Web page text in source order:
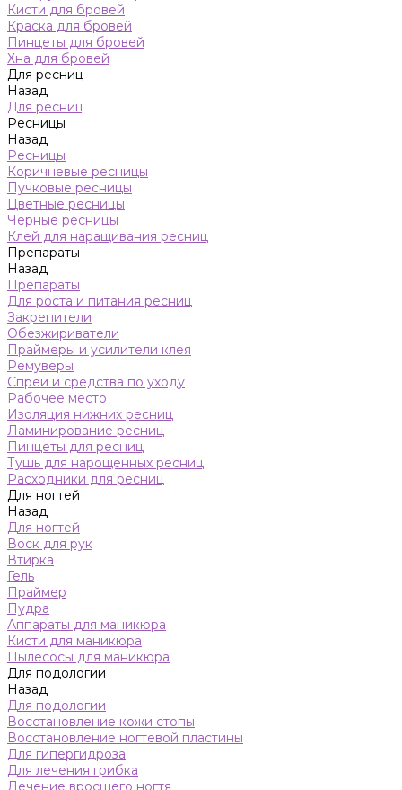
Кисти для бровей
Краска для бровей
Пинцеты для бровей
Хна для бровей
Для ресниц
Назад
Для ресниц
Ресницы
Назад
Ресницы
Коричневые ресницы
Пучковые ресницы
Цветные ресницы
Черные ресницы
Клей для наращивания ресниц
Препараты
Назад
Препараты
Для роста и питания ресниц
Закрепители
Обезжириватели
Праймеры и усилители клея
Ремуверы
Спреи и средства по уходу
Рабочее место
Изоляция нижних ресниц
Ламинирование ресниц
Пинцеты для ресниц
Тушь для нарощенных ресниц
Расходники для ресниц
Для ногтей
Назад
Для ногтей
Воск для рук
Втирка
Гель
Праймер
Пудра
Аппараты для маникюра
Кисти для маникюра
Пылесосы для маникюра
Для подологии
Назад
Для подологии
Восстановление кожи стопы
Восстановление ногтевой пластины
Для гипергидроза
Для лечения грибка
Лечение вросшего ногтя